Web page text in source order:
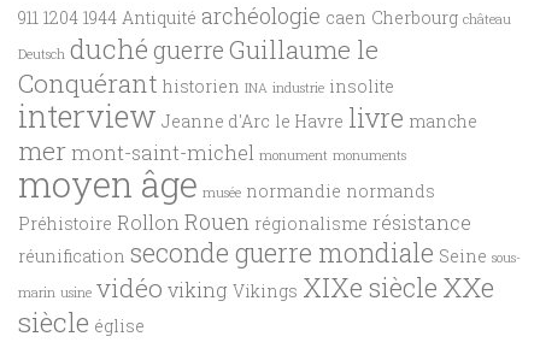
911 1204 1944 Antiquité archéologie caen Cherbourg château
Deutsch duché guerreGuillaume le
Conquérant historien INA industrie insolite
interview Jeanne d'Arc le Havre livre manche
mermont-saint-michel monument monuments
moyen âge musée normandie normands
Préhistoire RollonRouen régionalisme résistance
réunification seconde guerre mondiale Seine sous-
marin usine vidéo viking Vikings XIXe siècle XXe
siècle église